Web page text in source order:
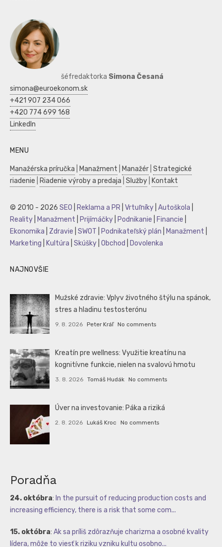
šéfredaktorka Simona Česaná
simona@euroekonom.sk
+421 907 234 066
+420 774 699 168
LinkedIn
MENU
Manažérska príručka Manažment Manažér Strategické
riadenie
Riadenie výroby a predaja Služby Kontakt
© 2010 - 2026 SEO Reklama a PR Vrtuľníky Autoškola
Reality
Manažment Prijímáčky Podnikanie Financie
Ekonomika
Zdravie SWOT Podnikateľský plán Manažment
Marketing
Kultúra Skúšky Obchod Dovolenka
NAJNOVŠIE
Mužské zdravie: Vplyv životného štýlu na spánok,
stres a hladinu testosterónu
9. 8. 2026 Peter Kráľ No comments
Kreatín pre wellness: Využitie kreatínu na
kognitívne funkcie, nielen na svalovú hmotu
3. 8. 2026 Tomáš Hudák No comments
Úver na investovanie: Páka a riziká
2. 8. 2026 Lukáš Kroc No comments
Poradňa
24. októbra: In the pursuit of reducing production costs and
increasing efficiency, there is a risk that some com...
15. októbra: Ak sa príliš zdôrazňuje charizma a osobné kvality
lídera, môže to viesť k riziku vzniku kultu osobno...